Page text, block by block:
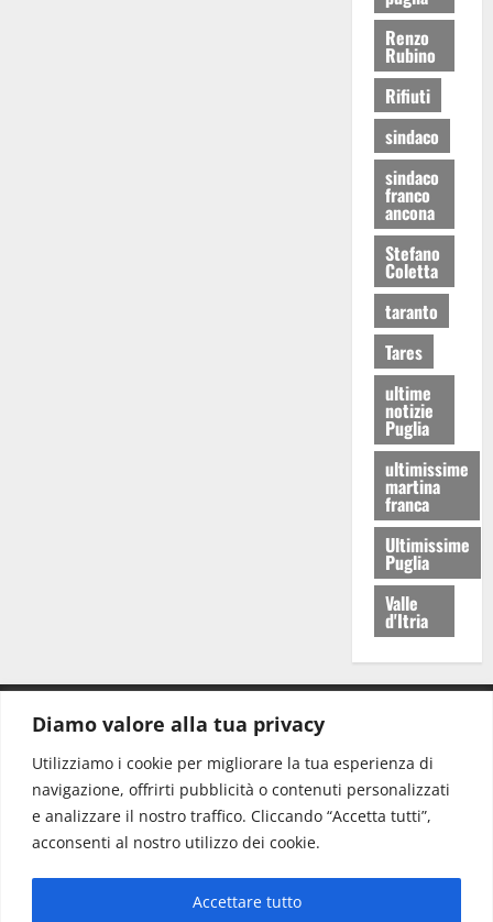
Diamo valore alla tua privacy
Utilizziamo i cookie per migliorare la tua esperienza di
navigazione, offrirti pubblicità o contenuti personalizzati
e analizzare il nostro traffico. Cliccando “Accetta tutti”,
acconsenti al nostro utilizzo dei cookie.
Accettare tutto
Renzo
Rubino
Rifiuti
sindaco
sindaco
franco
ancona
Stefano
Coletta
taranto
Tares
ultime
notizie
Puglia
ultimissime
martina
franca
Ultimissime
Puglia
Valle
d'Itria
Redazione: redazione@www.martinasera.it
Direttore:direttore@www.martinasera.it
Info & Commerciale:info@www.martinasera.it